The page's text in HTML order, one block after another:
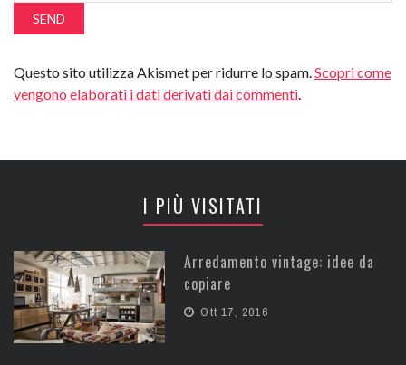
Questo sito utilizza Akismet per ridurre lo spam.Scopri come
vengono elaborati i dati derivati dai commenti.
I PIÙ VISITATI
Arredamento vintage: idee da
copiare
Ott 17, 2016